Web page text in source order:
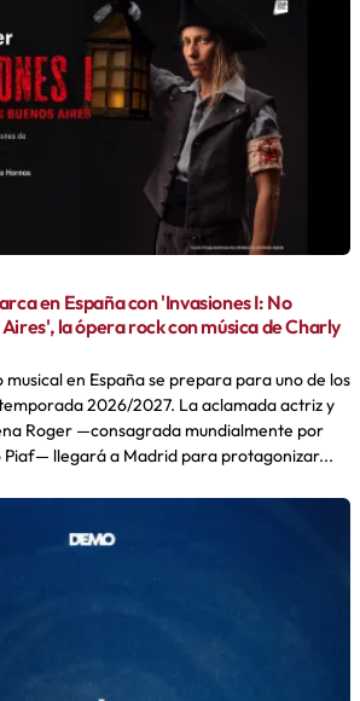
en España con 'Invasiones I: No
la ópera rock con música de Charly
en España se prepara para uno de los
2026/2027. La aclamada actriz y
Roger —consagrada mundialmente por
Piaf— llegará a Madrid para protagonizar...